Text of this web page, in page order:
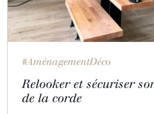
#AménagementDéco
Relooker et sécuriser
de la corde